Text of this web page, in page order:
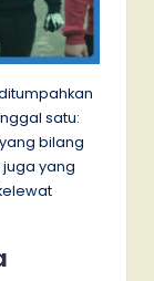
satu:
bilang
yang